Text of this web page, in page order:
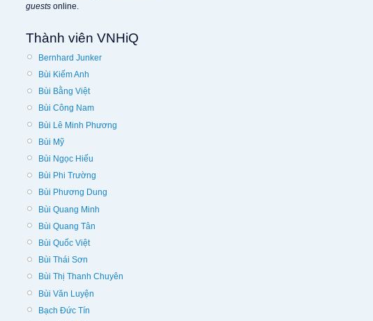
guests online.
Thành viên VNHiQ
Bernhard Junker
Bùi Kiếm Anh
Bùi Bằng Việt
Bùi Công Nam
Bùi Lê Minh Phương
Bùi Mỹ
Bùi Ngọc Hiếu
Bùi Phi Trường
Bùi Phương Dung
Bùi Quang Minh
Bùi Quang Tân
Bùi Quốc Việt
Bùi Thái Sơn
Bùi Thị Thanh Chuyên
Bùi Văn Luyện
Bạch Đức Tín